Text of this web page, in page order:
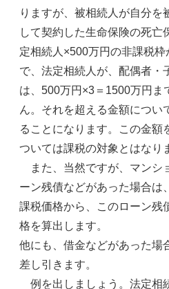
りますが、被相続人が自分を
して契約した生命保険の死亡
定相続人×500万円の非課税
で、法定相続人が、配偶者・
は、500万円×3＝1500万円ま
ん。それを超える金額につい
ることになります。この金額
ついては課税の対象とはなり
また、当然ですが、マンシ
ーン残債などがあった場合は
課税価格から、このローン残
格を算出します。
他にも、借金などがあった場
差し引きます。
例を出しましょう。法定相